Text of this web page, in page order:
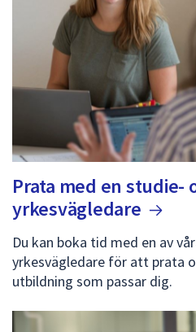
Prata med en studie-
yrkesvägledare
Du kan boka tid med en av
yrkesvägledare för att prata
utbildning som passar dig.